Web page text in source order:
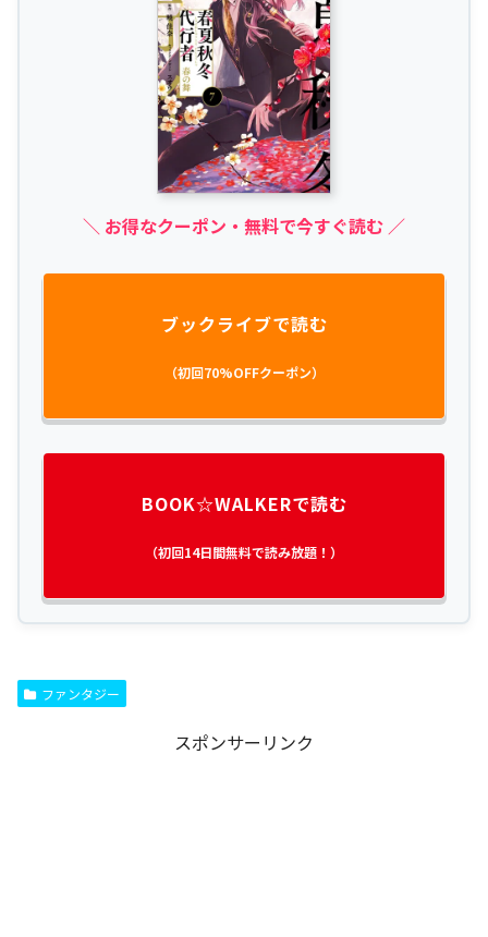
＼ お得なクーポン・無料で今すぐ読む ／
ブックライブで読む
（初回70%OFFクーポン）
BOOK☆WALKERで読む
（初回14日間無料で読み放題！）
ファンタジー
スポンサーリンク